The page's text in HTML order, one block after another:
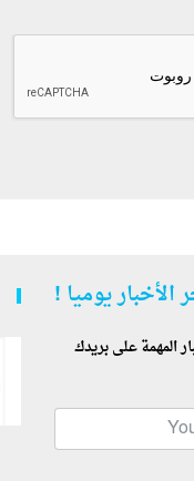
يوميا !
المهمة على بريدك